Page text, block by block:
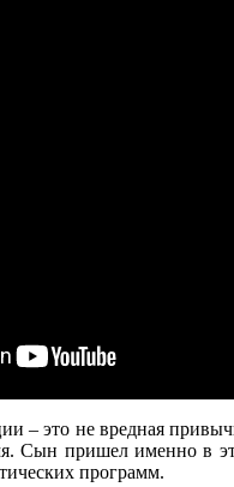
– это не вредная
Сын пришел именно в
программ.